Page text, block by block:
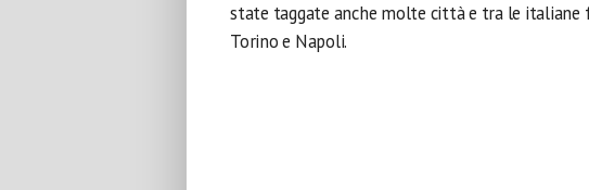
state taggate anche molte città e tra le italiane
Torino e Napoli.